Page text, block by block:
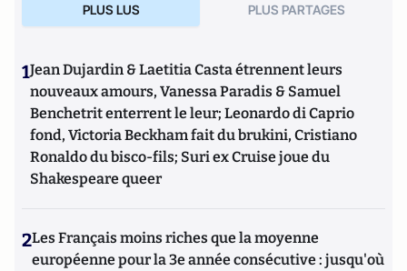
PLUS LUS PLUS PARTAGES
1Jean Dujardin & Laetitia Casta étrennent leurs
nouveaux amours, Vanessa Paradis & Samuel
Benchetrit enterrent le leur; Leonardo di Caprio
fond, Victoria Beckham fait du brukini, Cristiano
Ronaldo du bisco-fils; Suri ex Cruise joue du
Shakespeare queer
2Les Français moins riches que la moyenne
européenne pour la 3e année consécutive : jusqu'où